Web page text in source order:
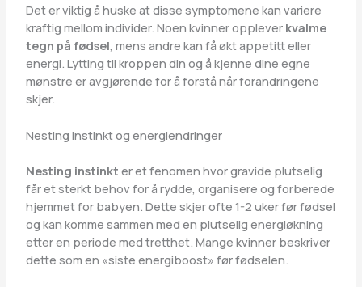
Det er viktig å huske at disse symptomene kan variere
kraftig mellom individer. Noen kvinner opplever kvalme
tegn på fødsel, mens andre kan få økt appetitt eller
energi. Lytting til kroppen din og å kjenne dine egne
mønstre er avgjørende for å forstå når forandringene
skjer.
Nesting instinkt og energiendringer
Nesting instinkt er et fenomen hvor gravide plutselig
får et sterkt behov for å rydde, organisere og forberede
hjemmet for babyen. Dette skjer ofte 1-2 uker før fødsel
og kan komme sammen med en plutselig energiøkning
etter en periode med tretthet. Mange kvinner beskriver
dette som en «siste energiboost» før fødselen.